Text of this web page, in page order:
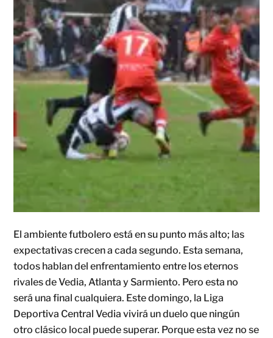
El ambiente futbolero está en su punto más alto; las
expectativas crecen a cada segundo. Esta semana,
todos hablan del enfrentamiento entre los eternos
rivales de Vedia, Atlanta y Sarmiento. Pero esta no
será una final cualquiera. Este domingo, la Liga
Deportiva Central Vedia vivirá un duelo que ningún
otro clásico local puede superar. Porque esta vez no se